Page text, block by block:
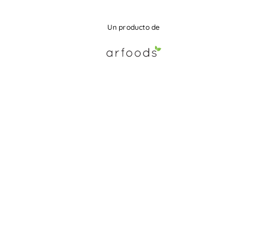
Un producto de